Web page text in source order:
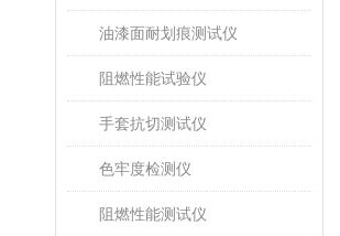
油漆面耐划痕测试仪
阻燃性能试验仪
手套抗切测试仪
色牢度检测仪
阻燃性能测试仪